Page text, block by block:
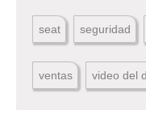
seat seguridad
ventas video del